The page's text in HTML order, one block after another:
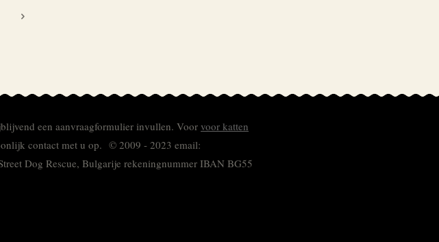
een aanvraagformulier invullen. Voor voor katten
contact met u op. © 2009 - 2023 email:
Dog Rescue, Bulgarije rekeningnummer IBAN BG55